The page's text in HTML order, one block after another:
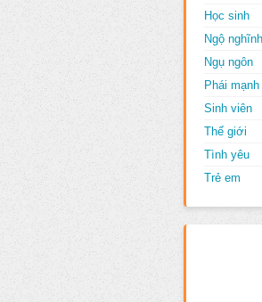
Học sinh
Ngộ nghĩnh
Ngụ ngôn
Phái mạnh
Sinh viên
Thế giới
Tình yêu
Trẻ em